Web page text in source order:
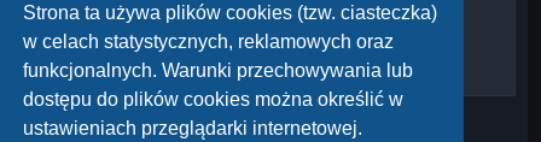
Strona ta używa plików cookies (tzw. ciasteczka)
w celach statystycznych, reklamowych oraz
funkcjonalnych. Warunki przechowywania lub
dostępu do plików cookies można określić w
ustawieniach przeglądarki internetowej.
Nie możeszzmieniać swoich postów
Nie możesz
usuwać swoich postów
Nie możeszdodawać załączników